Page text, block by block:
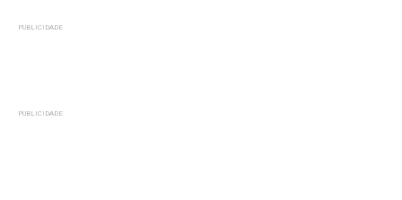
PUBLICIDADE
PUBLICIDADE